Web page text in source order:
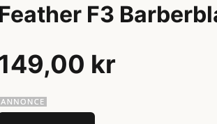
Feather F3
kr